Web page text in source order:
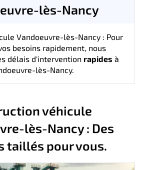
lès-Nancy
Vandoeuvre-lès-Nancy : Pour
besoins rapidement, nous
délais d'intervention rapides à
lès-Nancy.
véhicule
lès-Nancy : Des
taillés pour vous.